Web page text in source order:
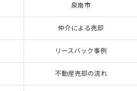
泉南市
仲介による売却
リースバック事例
不動産売却の流れ